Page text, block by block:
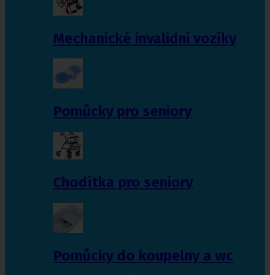
Mechanické invalidní vozíky
Pomůcky pro seniory
Chodítka pro seniory
Pomůcky do koupelny a wc